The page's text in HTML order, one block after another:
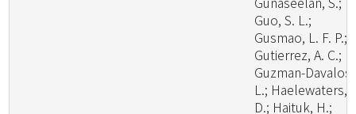
Guo, S. L.;
Gusmao, L. F. P.;
Gutierrez, A. C.;
Guzman-Davalos,
L.; Haelewaters,
D.; Haituk, H.;